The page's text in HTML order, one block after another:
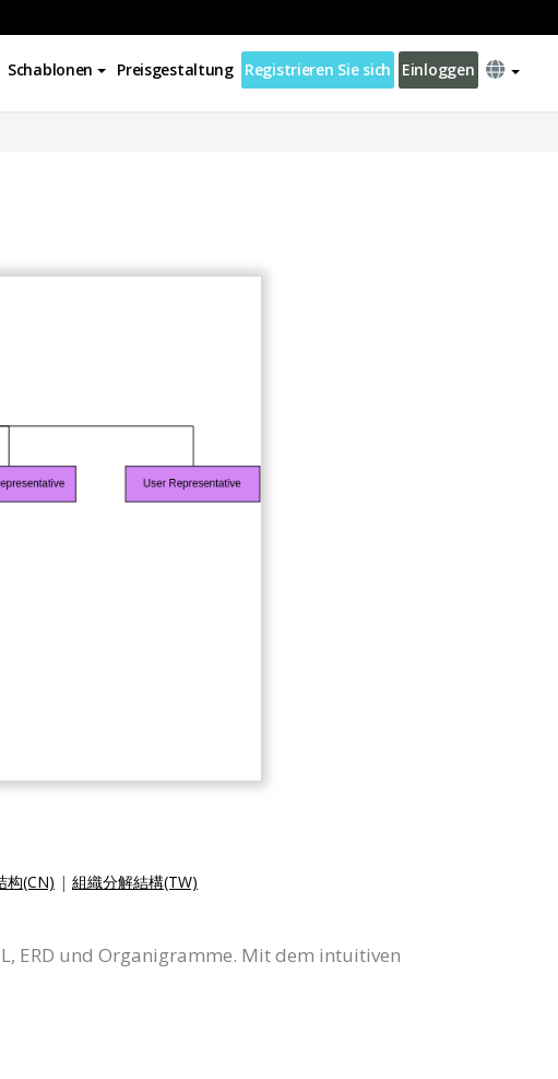
Schablonen Preisgestaltung Registrieren Sie sich Einloggen
构(CN) | 組織分解結構(TW)
ERD und Organigramme. Mit dem intuitiven